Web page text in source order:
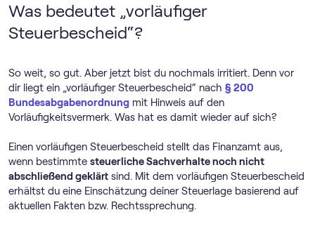
Was bedeutet „vorläufiger
Steuerbescheid“?
So weit, so gut. Aber jetzt bist du nochmals irritiert. Denn vor
dir liegt ein „vorläufiger Steuerbescheid“ nach § 200
Bundesabgabenordnung mit Hinweis auf den
Vorläufigkeitsvermerk. Was hat es damit wieder auf sich?
Einen vorläufigen Steuerbescheid stellt das Finanzamt aus,
wenn bestimmte steuerliche Sachverhalte noch nicht
abschließend geklärt sind. Mit dem vorläufigen Steuerbescheid
erhältst du eine Einschätzung deiner Steuerlage basierend auf
aktuellen Fakten bzw. Rechtssprechung.